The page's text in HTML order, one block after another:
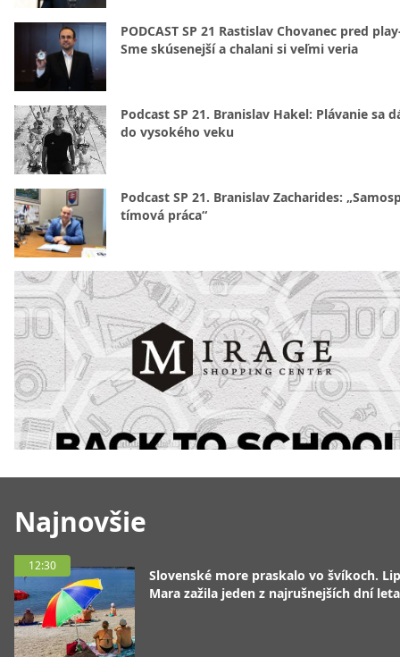
Najnovšie
12:30
Slovenské more praskalo vo švíkoch.
Mara zažila jeden z najrušnejších dní leta
PODCAST SP 21 Rastislav Chovanec pred
Sme skúsenejší a chalani si veľmi veria
Podcast SP 21. Branislav Hakel: Plávanie sa
do vysokého veku
Podcast SP 21. Branislav Zacharides:
tímová práca“